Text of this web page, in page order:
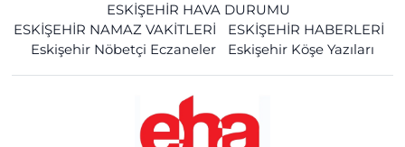
ESKİŞEHİR HAVA DURUMU
ESKİŞEHİR NAMAZ VAKİTLERİ
ESKİŞEHİR HABERLERİ
Eskişehir Nöbetçi Eczaneler
Eskişehir Köşe Yazıları